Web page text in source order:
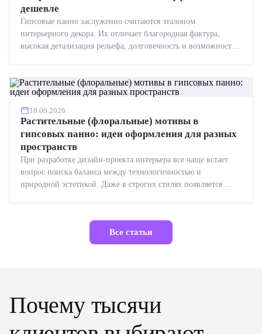
дешевле
Гипсовые панно заслуженно считаются эталоном
интерьерного декора. Их отличает благородная фактура,
высокая детализация рельефа, долговечность и возможность
18.06.2026
Растительные (флоральные) мотивы в
гипсовых панно: идеи оформления для разных
пространств
При разработке дизайн-проекта интерьера все чаще встает
вопрос поиска баланса между технологичностью и
природной эстетикой. Даже в строгих стилях появляется ...
Все статьи
Почему тысячи